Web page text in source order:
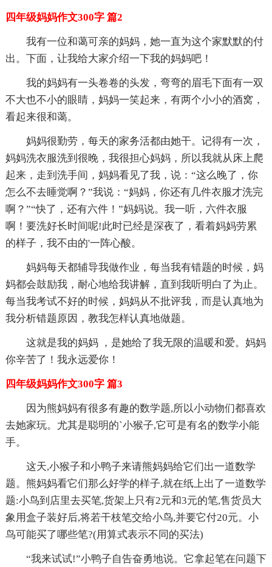
四年级妈妈作文300字 篇2
我有一位和蔼可亲的妈妈，她一直为这个家默默的付
出。下面，让我给大家介绍一下我的妈妈吧！
我的妈妈有一头卷卷的头发，弯弯的眉毛下面有一双
不大也不小的眼睛，妈妈一笑起来，有两个小小的酒窝，
看起来很和蔼。
妈妈很勤劳，每天的家务活都由她干。记得有一次，
妈妈洗衣服洗到很晚，我很担心妈妈，所以我就从床上爬
起来，走到洗手间，妈妈看见了我，说：“这么晚了，你
怎么不去睡觉啊？”我说：“妈妈，你还有几件衣服才洗完
啊？”“快了，还有六件！”妈妈说。我一听，六件衣服
啊！要洗好长时间呢!此时已经是深夜了，看着妈妈劳累
的样子，我不由的'一阵心酸。
妈妈每天都辅导我做作业，每当我有错题的时候，妈
妈都会鼓励我，耐心地给我讲解，直到我听明白了为止。
每当我考试不好的时候，妈妈从不批评我，而是认真地为
我分析错题原因，教我怎样认真地做题。
这就是我的妈妈 ，是她给了我无限的温暖和爱。妈妈
你辛苦了！我永远爱你！
四年级妈妈作文300字 篇3
因为熊妈妈有很多有趣的数学题,所以小动物们都喜欢
去她家玩。尤其是聪明的`小猴子,它可是有名的数学小能
手。
这天,小猴子和小鸭子来请熊妈妈给它们出一道数学
题。熊妈妈看它们那么好学的样子,就在纸上出了一道数学
题:小鸟到店里去买笔,货架上只有2元和3元的笔,售货员大
象用盒子装好后,将若干枝笔交给小鸟,并要它付20元。小
鸟可能买了哪些笔?(用算式表示不同的买法)
“我来试试!”小鸭子自告奋勇地说。它拿起笔在问题下